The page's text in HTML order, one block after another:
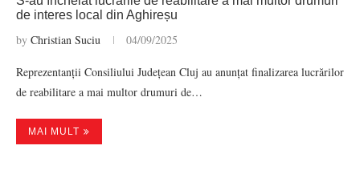
de interes local din Aghireșu
by Christian Suciu 04/09/2025
Reprezentanții Consiliului Județean Cluj au anunțat finalizarea lucrărilor
de reabilitare a mai multor drumuri de…
MAI MULT